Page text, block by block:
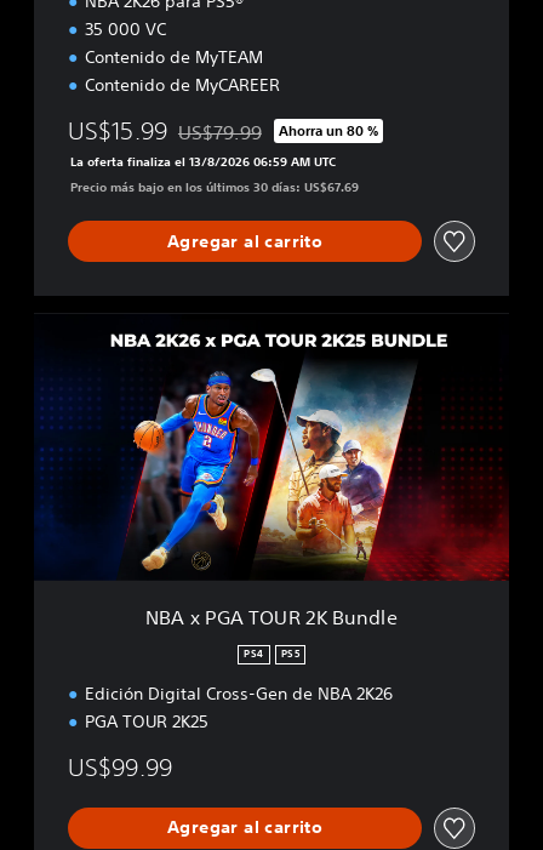
35 000 VC
Contenido de MyTEAM
Contenido de MyCAREER
US$15.99 Rebajado del precio original de US$79.99
US$79.99 Ahorra un 80 %
La oferta finaliza el 13/8/2026 06:59 AM UTC
Precio más bajo en los últimos 30 días: US$67.69
Agregar al carrito
x
P
A
T
O
2
NBA x PGA TOUR 2K Bundle
PS4 PS5
Edición Digital Cross-Gen de NBA 2K26
PGA TOUR 2K25
US$99.99
Agregar al carrito